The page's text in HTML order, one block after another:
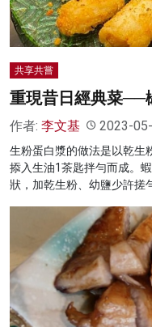
灼見活動
共享共嘗
重現昔日經典菜──
作者: 李文基 2023-
生粉蛋白漿的做法是以乾生
掭入生油1茶匙拌勻而成。
狀，加乾生粉、幼鹽少許搓